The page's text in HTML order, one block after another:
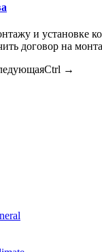
и
договор на
Ctrl →